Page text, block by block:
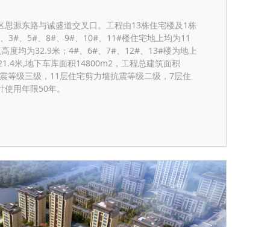
思源东路与诚盛道交叉口。工程由13栋住宅楼及1栋
3#、5#、8#、9#、10#、11#楼住宅地上均为11
度均为32.9米；4#、6#、7#、12#、13#楼为地上
米,地下车库面积14800m2，工程总建筑面积
等级三级，11层住宅剪力墙抗震等级二级，7层住
用年限50年。